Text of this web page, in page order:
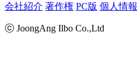
会社紹介 著作権 PC版 個人情報
ⓒ JoongAng Ilbo Co.,Ltd